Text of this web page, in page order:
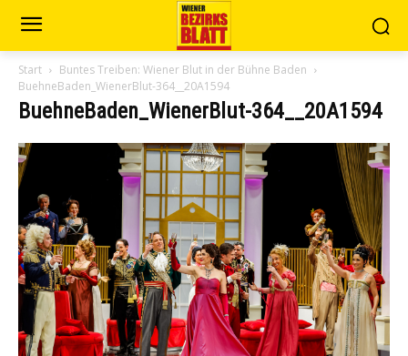
Start
Buntes Treiben: Wiener Blut in der Bühne Baden
BuehneBaden_WienerBlut-364__20A1594
BuehneBaden_WienerBlut-364__20A1594